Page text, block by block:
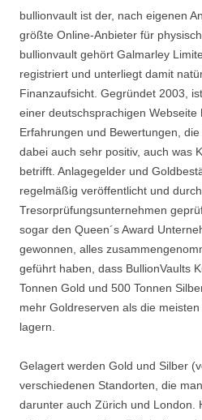
bullionvault ist der, nach eigenen
größte Online-Anbieter für
bullionvault gehört Galmarley
registriert und unterliegt damit
Finanzaufsicht. Gegründet 2003,
einer deutschsprachigen Webseite
Erfahrungen und Bewertungen,
dabei auch sehr positiv, auch was
betrifft. Anlagegelder und
regelmäßig veröffentlicht und
Tresorprüfungsunternehmen
sogar den Queen´s Award
gewonnen, alles
geführt haben, dass BullionVaults
Tonnen Gold und 500 Tonnen
mehr Goldreserven als die
lagern.
Gelagert werden Gold und Silber
verschiedenen Standorten, die
darunter auch Zürich und London.